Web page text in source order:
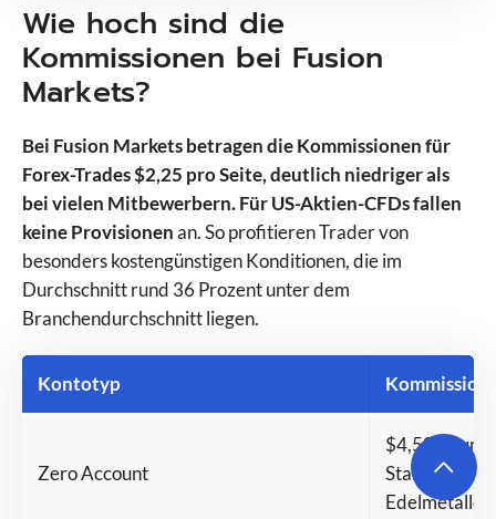
Wie hoch sind die
Kommissionen bei Fusion
Markets?
Bei Fusion Markets betragen die Kommissionen für
Forex-Trades $2,25 pro Seite, deutlich niedriger als
bei vielen Mitbewerbern. Für US-Aktien-CFDs fallen
keine Provisionenan. So profitieren Trader von
besonders kostengünstigen Konditionen, die im
Durchschnitt rund 36 Prozent unter dem
Branchendurchschnitt liegen.
Kontotyp Kommission
Zero Account
$4,50 Round
Standard-
Edelmetalle